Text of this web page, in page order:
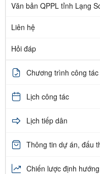
Văn bản QPPL tỉnh Lạng
Liên hệ
Hỏi đáp
Chương trình công
Lịch công tác
Lịch tiếp dân
Thông tin dự án, đấu
Chiến lược định